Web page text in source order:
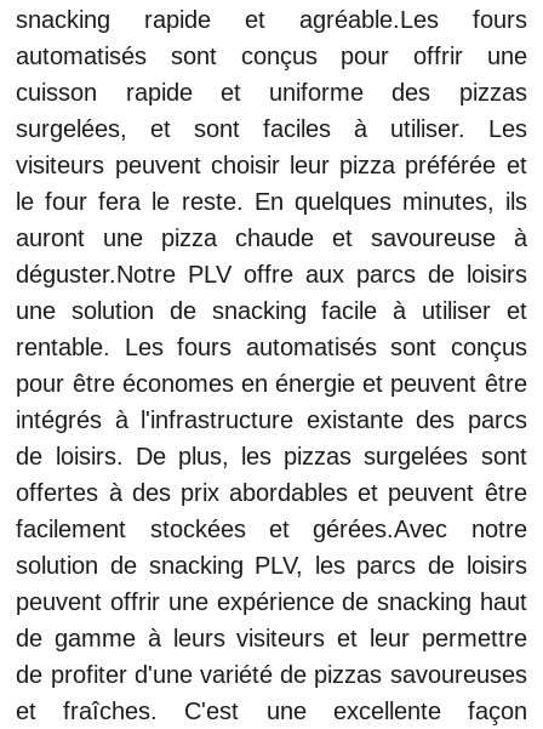
snacking rapide et agréable.Les fours
automatisés sont conçus pour offrir une
cuisson rapide et uniforme des pizzas
surgelées, et sont faciles à utiliser. Les
visiteurs peuvent choisir leur pizza préférée et
le four fera le reste. En quelques minutes, ils
auront une pizza chaude et savoureuse à
déguster.Notre PLV offre aux parcs de loisirs
une solution de snacking facile à utiliser et
rentable. Les fours automatisés sont conçus
pour être économes en énergie et peuvent être
intégrés à l'infrastructure existante des parcs
de loisirs. De plus, les pizzas surgelées sont
offertes à des prix abordables et peuvent être
facilement stockées et gérées.Avec notre
solution de snacking PLV, les parcs de loisirs
peuvent offrir une expérience de snacking haut
de gamme à leurs visiteurs et leur permettre
de profiter d'une variété de pizzas savoureuses
et fraîches. C'est une excellente façon